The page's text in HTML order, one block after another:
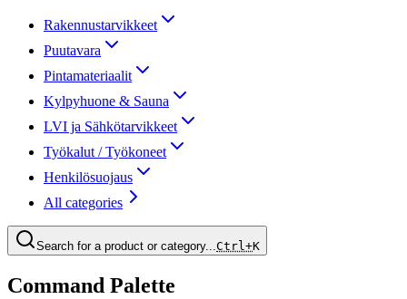
Rakennustarvikkeet
Puutavara
Pintamateriaalit
Kylpyhuone & Sauna
LVI ja Sähkötarvikkeet
Työkalut / Työkoneet
Henkilösuojaus
All categories
Search for a product or category...Ctrl+K
Command Palette